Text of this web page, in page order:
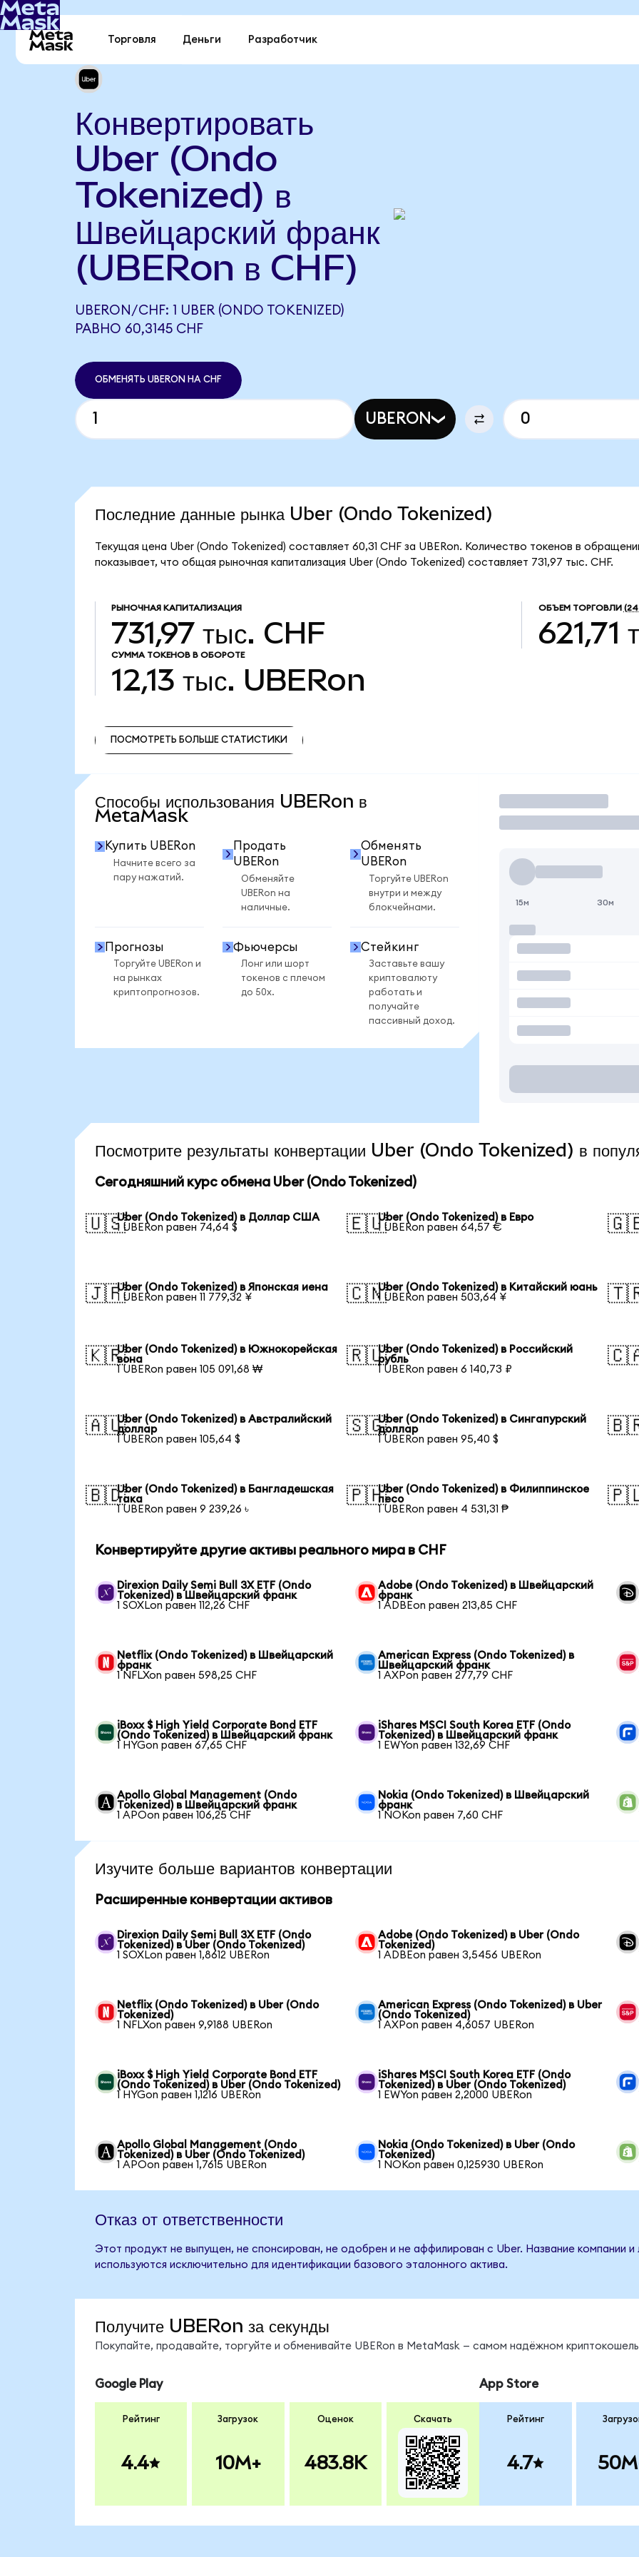
Торговля Деньги Разработчик
Конвертировать
Uber (Ondo
Tokenized) в
Швейцарский франк
(UBERon в CHF)
UBERON/CHF: 1 UBER (ONDO TOKENIZED)
РАВНО 60,3145 CHF
ОБМЕНЯТЬ UBERON НА CHF
UBERON
Последние данные рынка Uber (Ondo Tokenized)
Текущая цена Uber (Ondo Tokenized) составляет 60,31 CHF за UBERon. Количество токенов в обращении
показывает, что общая рыночная капитализация Uber (Ondo Tokenized) составляет 731,97 тыс. CHF.
РЫНОЧНАЯ КАПИТАЛИЗАЦИЯ
731,97 тыс. CHF
ОБЪЕМ ТОРГОВЛИ (24
621,71
СУММА ТОКЕНОВ В ОБОРОТЕ
12,13 тыс. UBERon
ПОСМОТРЕТЬ БОЛЬШЕ СТАТИСТИКИ
Способы использования UBERon в
MetaMask
Купить UBERon
Начните всего за
пару нажатий.
Продать
UBERon
Обменяйте
UBERon на
наличные.
Обменять
UBERon
Торгуйте UBERon
внутри и между
блокчейнами.
Прогнозы
Торгуйте UBERon и
на рынках
криптопрогнозов.
Фьючерсы
Лонг или шорт
токенов с плечом
до 50x.
Стейкинг
Заставьте вашу
криптовалюту
работать и
получайте
пассивный доход.
Торговать
15м 30м
Посмотрите результаты конвертации Uber (Ondo Tokenized) в
Сегодняшний курс обмена Uber (Ondo Tokenized)
🇺🇸Uber (Ondo Tokenized) в Доллар США
1 UBERon равен 74,64 $
🇪🇺Uber (Ondo Tokenized) в Евро
1 UBERon равен 64,57 €
🇯🇵Uber (Ondo Tokenized) в Японская иена
1 UBERon равен 11 779,32 ¥
🇨🇳Uber (Ondo Tokenized) в Китайский юань
1 UBERon равен 503,64 ¥
🇰🇷Uber (Ondo Tokenized) в Южнокорейская
вона
1 UBERon равен 105 091,68 ₩
🇷🇺Uber (Ondo Tokenized) в Российский
рубль
1 UBERon равен 6 140,73 ₽
🇦🇺Uber (Ondo Tokenized) в Австралийский
доллар
1 UBERon равен 105,64 $
🇸🇬Uber (Ondo Tokenized) в Сингапурский
доллар
1 UBERon равен 95,40 $
🇧🇩Uber (Ondo Tokenized) в Бангладешская
така
1 UBERon равен 9 239,26 ৳
🇵🇭Uber (Ondo Tokenized) в Филиппинское
песо
1 UBERon равен 4 531,31 ₱
Конвертируйте другие активы реального мира в CHF
Direxion Daily Semi Bull 3X ETF (Ondo
Tokenized) в Швейцарский франк
1 SOXLon равен 112,26 CHF
Adobe (Ondo Tokenized) в Швейцарский
франк
1 ADBEon равен 213,85 CHF
Netflix (Ondo Tokenized) в Швейцарский
франк
1 NFLXon равен 598,25 CHF
American Express (Ondo Tokenized) в
Швейцарский франк
1 AXPon равен 277,79 CHF
iBoxx $ High Yield Corporate Bond ETF
(Ondo Tokenized) в Швейцарский франк
1 HYGon равен 67,65 CHF
iShares MSCI South Korea ETF (Ondo
Tokenized) в Швейцарский франк
1 EWYon равен 132,69 CHF
Apollo Global Management (Ondo
Tokenized) в Швейцарский франк
1 APOon равен 106,25 CHF
Nokia (Ondo Tokenized) в Швейцарский
франк
1 NOKon равен 7,60 CHF
Изучите больше вариантов конвертации
Расширенные конвертации активов
Direxion Daily Semi Bull 3X ETF (Ondo
Tokenized) в Uber (Ondo Tokenized)
1 SOXLon равен 1,8612 UBERon
Adobe (Ondo Tokenized) в Uber (Ondo
Tokenized)
1 ADBEon равен 3,5456 UBERon
Netflix (Ondo Tokenized) в Uber (Ondo
Tokenized)
1 NFLXon равен 9,9188 UBERon
American Express (Ondo Tokenized) в Uber
(Ondo Tokenized)
1 AXPon равен 4,6057 UBERon
iBoxx $ High Yield Corporate Bond ETF
(Ondo Tokenized) в Uber (Ondo Tokenized)
1 HYGon равен 1,1216 UBERon
iShares MSCI South Korea ETF (Ondo
Tokenized) в Uber (Ondo Tokenized)
1 EWYon равен 2,2000 UBERon
Apollo Global Management (Ondo
Tokenized) в Uber (Ondo Tokenized)
1 APOon равен 1,7615 UBERon
Nokia (Ondo Tokenized) в Uber (Ondo
Tokenized)
1 NOKon равен 0,125930 UBERon
Отказ от ответственности
Этот продукт не выпущен, не спонсирован, не одобрен и не аффилирован с Uber. Название компании и
используются исключительно для идентификации базового эталонного актива.
Получите UBERon за секунды
Покупайте, продавайте, торгуйте и обменивайте UBERon в MetaMask — самом надёжном
Google Play
Рейтинг
4.4
Загрузок
10M+
Оценок
483.8K
Скачать
App Store
Рейтинг
4.7